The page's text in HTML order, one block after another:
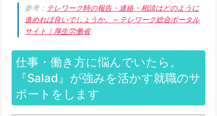
参考： テレワーク時の報告・連絡・相談はどのように
進めれば良いでしょうか。 – テレワーク総合ポータル
サイト｜厚生労働省
仕事・働き方に悩んでいたら。
『Salad』が強みを活かす就職のサ
ポートをします